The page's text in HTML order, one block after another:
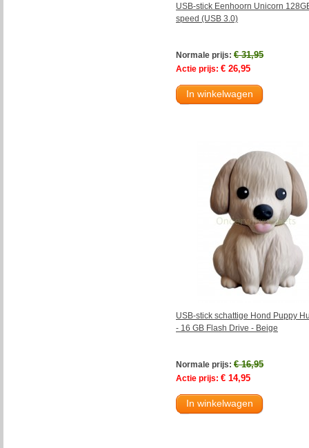
USB-stick Eenhoorn Unicorn
speed (USB 3.0)
Normale prijs: € 31,95
Actie prijs: € 26,95
In winkelwagen
USB-stick schattige Hond Puppy
- 16 GB Flash Drive - Beige
Normale prijs: € 16,95
Actie prijs: € 14,95
In winkelwagen